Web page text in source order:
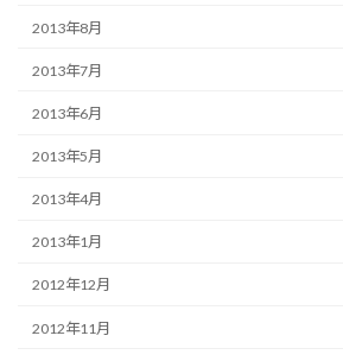
2013年8月
2013年7月
2013年6月
2013年5月
2013年4月
2013年1月
2012年12月
2012年11月